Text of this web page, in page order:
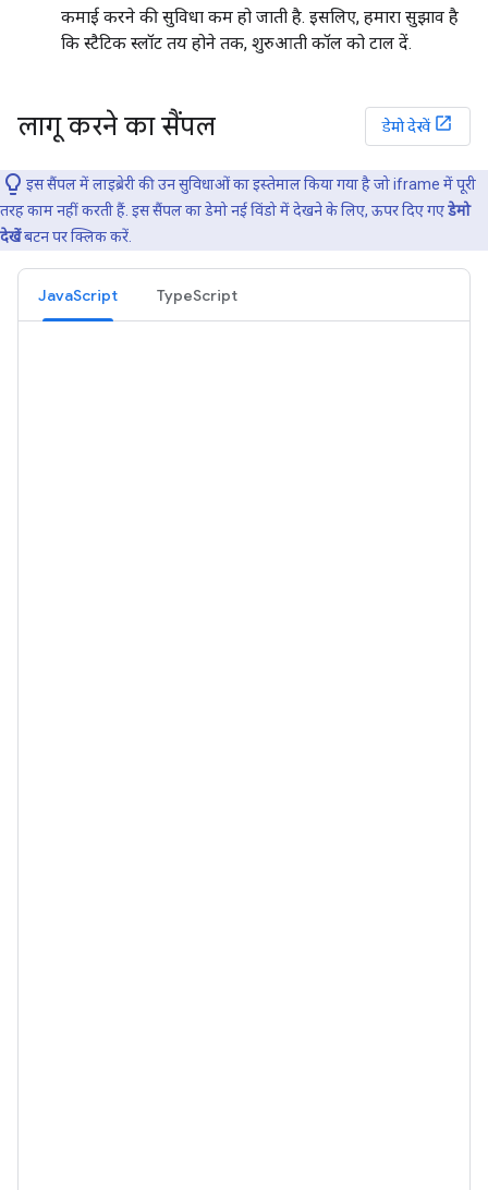
कमाई करने की सुविधा कम हो जाती है. इसलिए, हमारा सुझाव है
कि स्टैटिक स्लॉट तय होने तक, शुरुआती कॉल को टाल दें.
लागू करने का सैंपल डेमो देखें
इस सैंपल में लाइब्रेरी की उन सुविधाओं का इस्तेमाल किया गया है जो iframe में पूरी
तरह काम नहीं करती हैं. इस सैंपल का डेमो नई विंडो में देखने के लिए, ऊपर दिए गएडेमो
देखेंबटन पर क्लिक करें.
JavaScript TypeScript